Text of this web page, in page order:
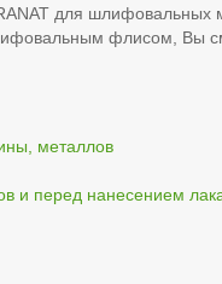
для
флисом,
металлов
и перед нанесением